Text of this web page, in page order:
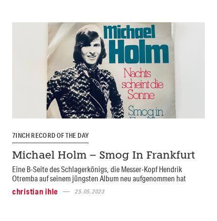
7INCH RECORD OF THE DAY
Michael Holm – Smog In Frankfurt
Eine B-Seite des Schlagerkönigs, die Messer-Kopf Hendrik
Otremba auf seinem jüngsten Album neu aufgenommen hat
christian ihle
25.05.2023